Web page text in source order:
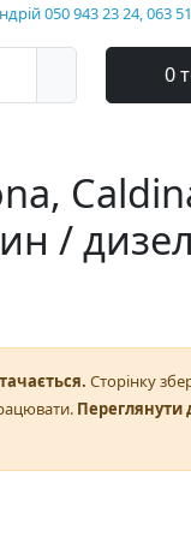
050 943 23 24, 063
0
/
Сторінку
Переглянути